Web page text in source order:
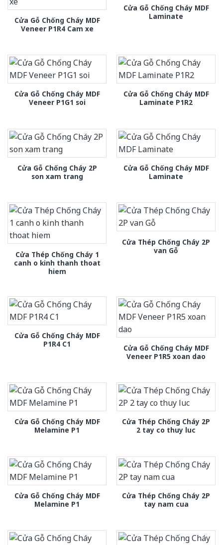
Cửa Gỗ Chống Cháy MDF
Veneer P1R4 Cam xe
Cửa Gỗ Chống Cháy MDF
Laminate
Cửa Gỗ Chống Cháy MDF
Veneer P1G1 soi
Cửa Gỗ Chống Cháy MDF
Laminate P1R2
Cửa Gỗ Chống Cháy 2P
son xam trang
Cửa Gỗ Chống Cháy MDF
Laminate
Cửa Thép Chống Cháy 1
canh o kinh thanh thoat
hiem
Cửa Thép Chống Cháy 2P
van Gỗ
Cửa Gỗ Chống Cháy MDF
P1R4 C1
Cửa Gỗ Chống Cháy MDF
Veneer P1R5 xoan dao
Cửa Gỗ Chống Cháy MDF
Melamine P1
Cửa Thép Chống Cháy 2P
2 tay co thuy luc
Cửa Gỗ Chống Cháy MDF
Melamine P1
Cửa Thép Chống Cháy 2P
tay nam cua